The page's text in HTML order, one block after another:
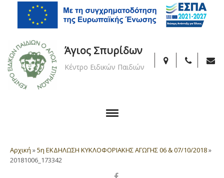
Άγιος Σπυρίδων
Κέντρο Ειδικών Παιδιών
Αρχική »5η ΕΚΔΗΛΩΣΗ ΚΥΚΛΟΦΟΡΙΑΚΗΣ ΑΓΩΓΗΣ 06 & 07/10/2018»
20181006_173342